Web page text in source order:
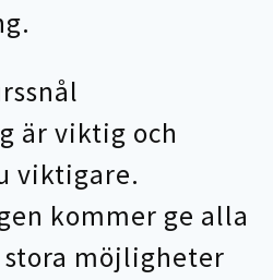
är viktig och
viktigare.
kommer ge alla
möjligheter